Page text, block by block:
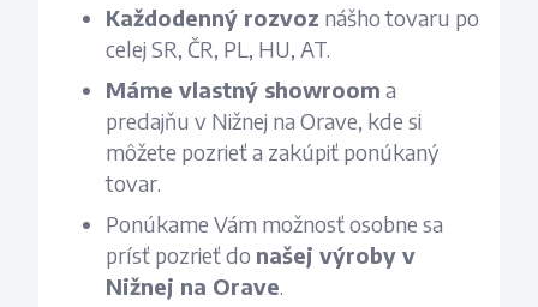
Každodenný rozvoz nášho tovaru po
celej SR, ČR, PL, HU, AT.
Máme vlastný showroom a
predajňu v Nižnej na Orave, kde si
môžete pozrieť a zakúpiť ponúkaný
tovar.
Ponúkame Vám možnosť osobne sa
prísť pozrieť do našej výroby v
Nižnej na Orave.